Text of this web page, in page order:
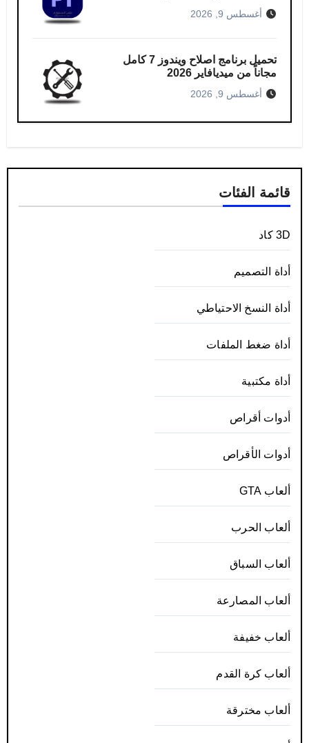
أغسطس 9, 2026
تحميل برنامج اصلاح ويندوز 7 كامل
مجاناً من ميديافاير 2026
أغسطس 9, 2026
قائمة الفئات
3D كاد
أداة التصميم
أداة النسخ الاحتياطي
أداة ضغط الملفات
أداة مكتبية
أدوات أقراص
أدوات الأقراص
ألعاب GTA
ألعاب الحرب
ألعاب السباق
ألعاب المصارعة
ألعاب خفيفة
ألعاب كرة القدم
ألعاب مخترقة